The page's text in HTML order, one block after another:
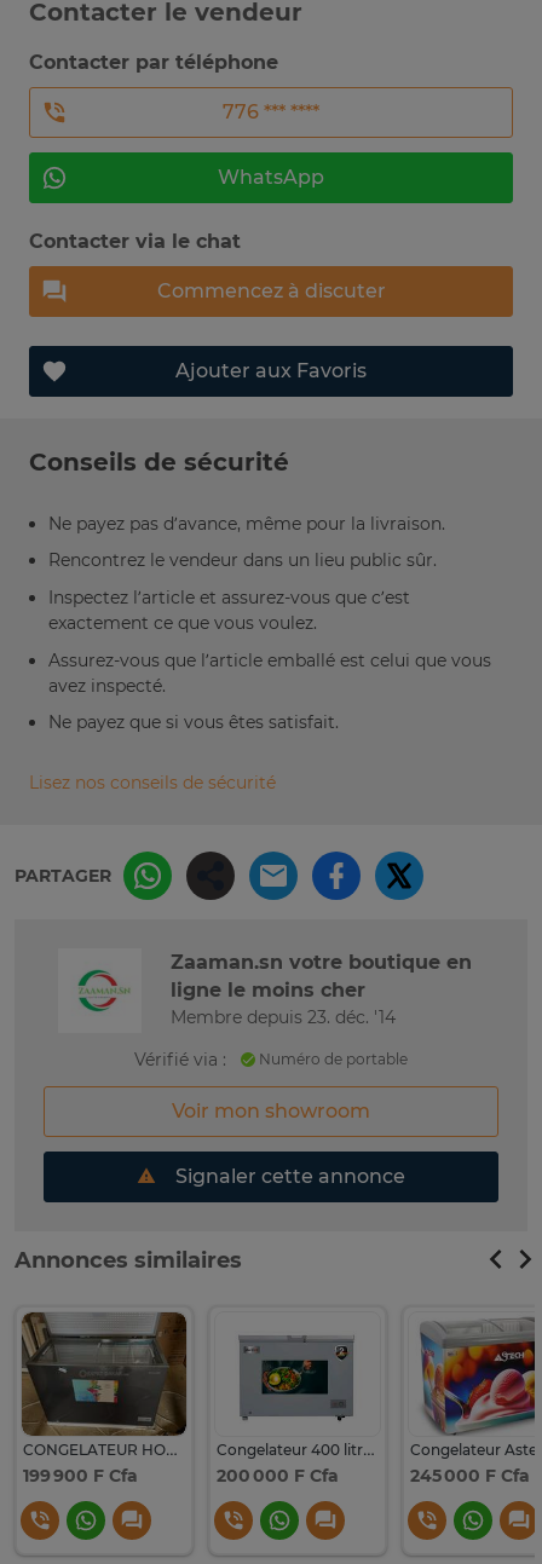
Contacter le vendeur
Contacter par téléphone
776 *** ****
WhatsApp
Contacter via le chat
Commencez à discuter
Ajouter aux Favoris
Conseils de sécurité
Ne payez pas d’avance, même pour la livraison.
Rencontrez le vendeur dans un lieu public sûr.
Inspectez l’article et assurez-vous que c’est
exactement ce que vous voulez.
Assurez-vous que l’article emballé est celui que vous
avez inspecté.
Ne payez que si vous êtes satisfait.
Lisez nos conseils de sécurité
PARTAGER
Zaaman.sn votre boutique en
ligne le moins cher
Membre depuis 23. déc. '14
Vérifié via :
Numéro de portable
Voir mon showroom
Signaler cette annonce
Annonces similaires
CONGELATEUR HORIZONTAL 400 L VERRES COULISSANTS ENDURO CF400
199 900 F Cfa
Congelateur 400 litre enduro
200 000 F Cfa 245 000 F Cfa